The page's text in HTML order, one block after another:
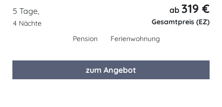
5 Tage,
4 Nächte
ab 319 €
Gesamtpreis (EZ)
Pension
Ferienwohnung
zum Angebot